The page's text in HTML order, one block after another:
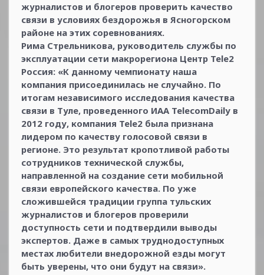
журналистов и блогеров проверить качество
связи в условиях бездорожья в Ясногорском
районе на этих соревнованиях.
Рима Стрельникова, руководитель службы по
эксплуатации сети макрорегиона Центр Tele2
Россия: «К данному чемпионату наша
компания присоединилась не случайно. По
итогам независимого исследования качества
связи в Туле, проведенного ИАА TelecomDaily в
2012 году, компания Tele2 была признана
лидером по качеству голосовой связи в
регионе. Это результат кропотливой работы
сотрудников технической службы,
направленной на создание сети мобильной
связи европейского качества. По уже
сложившейся традиции группа тульских
журналистов и блогеров проверили
доступность сети и подтвердили выводы
экспертов. Даже в самых труднодоступных
местах любители внедорожной езды могут
быть уверены, что они будут на связи».